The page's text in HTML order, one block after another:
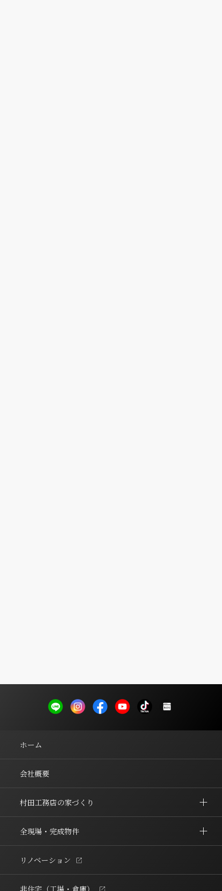
ホーム
会社概要
村田工務店の家づくり
全現場・完成物件
リノベーション
非住宅（工場・倉庫）